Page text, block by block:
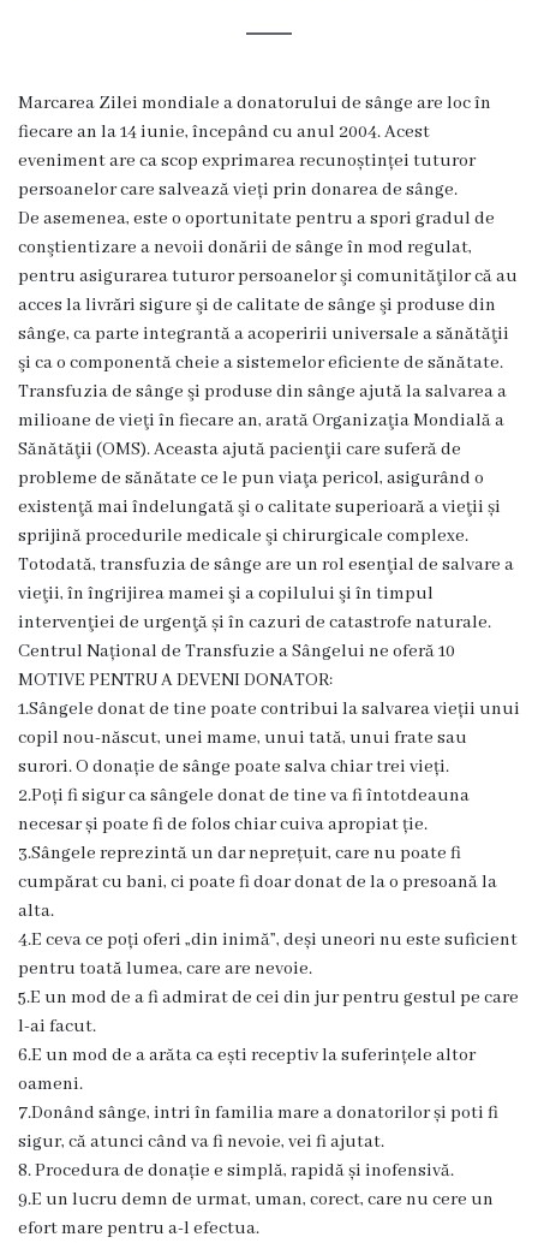
Medicină
de
familie
Secția
studenți
și
rezidenți
Secția
medici
Secția
de
reabilitare
medicală
Laborator
clinic
Centrul
de
Medicină
Tradițională
Fitoterapie
Terapia
Acupunctură
Transparență
Funcții
vacante
Contracte
CNAM
Acte
legislative
Marcarea Zilei mondiale a donatorului de sânge are loc în
fiecare an la 14 iunie, începând cu anul 2004. Acest
eveniment are ca scop exprimarea recunoștinței tuturor
persoanelor care salvează vieți prin donarea de sânge.
De asemenea, este o oportunitate pentru a spori gradul de
conştientizare a nevoii donării de sânge în mod regulat,
pentru asigurarea tuturor persoanelor şi comunităţilor că au
acces la livrări sigure şi de calitate de sânge şi produse din
sânge, ca parte integrantă a acoperirii universale a sănătăţii
şi ca o componentă cheie a sistemelor eficiente de sănătate.
Transfuzia de sânge şi produse din sânge ajută la salvarea a
milioane de vieţi în fiecare an, arată Organizaţia Mondială a
Sănătăţii (OMS). Aceasta ajută pacienţii care suferă de
probleme de sănătate ce le pun viaţa pericol, asigurând o
existenţă mai îndelungată şi o calitate superioară a vieţii și
sprijină procedurile medicale şi chirurgicale complexe.
Totodată, transfuzia de sânge are un rol esenţial de salvare a
vieţii, în îngrijirea mamei şi a copilului şi în timpul
intervenţiei de urgenţă și în cazuri de catastrofe naturale.
Centrul Național de Transfuzie a Sângelui ne oferă 10
MOTIVE PENTRU A DEVENI DONATOR:
1.Sângele donat de tine poate contribui la salvarea vieții unui
copil nou-născut, unei mame, unui tată, unui frate sau
surori. O donație de sânge poate salva chiar trei vieți.
2.Poți fi sigur ca sângele donat de tine va fi întotdeauna
necesar și poate fi de folos chiar cuiva apropiat ție.
3.Sângele reprezintă un dar neprețuit, care nu poate fi
cumpărat cu bani, ci poate fi doar donat de la o presoană la
alta.
4.E ceva ce poți oferi „din inimă”, deși uneori nu este suficient
pentru toată lumea, care are nevoie.
5.E un mod de a fi admirat de cei din jur pentru gestul pe care
l-ai facut.
6.E un mod de a arăta ca ești receptiv la suferințele altor
oameni.
7.Donând sânge, intri în familia mare a donatorilor și poti fi
sigur, că atunci când va fi nevoie, vei fi ajutat.
8. Procedura de donație e simplă, rapidă și inofensivă.
9.E un lucru demn de urmat, uman, corect, care nu cere un
efort mare pentru a-l efectua.